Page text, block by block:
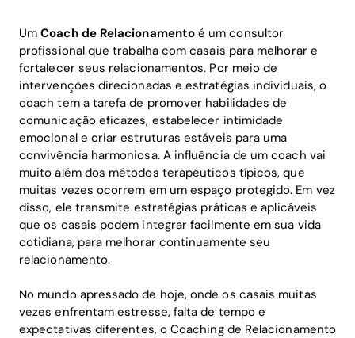
UmCoach de Relacionamentoé um consultor
profissional que trabalha com casais para melhorar e
fortalecer seus relacionamentos. Por meio de
intervenções direcionadas e estratégias individuais, o
coach tem a tarefa de promover habilidades de
comunicação eficazes, estabelecer intimidade
emocional e criar estruturas estáveis para uma
convivência harmoniosa. A influência de um coach vai
muito além dos métodos terapêuticos típicos, que
muitas vezes ocorrem em um espaço protegido. Em vez
disso, ele transmite estratégias práticas e aplicáveis
que os casais podem integrar facilmente em sua vida
cotidiana, para melhorar continuamente seu
relacionamento.
No mundo apressado de hoje, onde os casais muitas
vezes enfrentam estresse, falta de tempo e
expectativas diferentes, o Coaching de Relacionamento